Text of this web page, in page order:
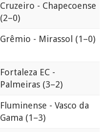
Cruzeiro - Chapecoense
(2–0)
Grêmio - Mirassol (1–0)
Fortaleza EC -
Palmeiras (3–2)
Fluminense - Vasco da
Gama (1–3)